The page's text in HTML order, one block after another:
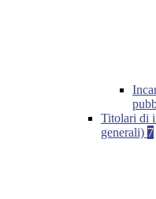
Titolari di
generali) 7